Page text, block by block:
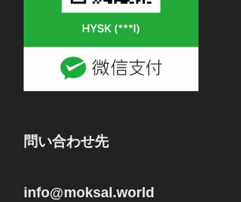
問い合わせ先
info@moksal.world